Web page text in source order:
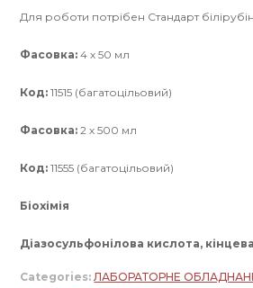
Для роботи потрібен Стандарт
Фасовка: 4 х 50 мл
Код: 11515 (багатоцільовий)
Фасовка: 2 х 500 мл
Код: 11555 (багатоцільовий)
Біохімія
Діазосульфонілова кислота,
Categories: ЛАБОРАТОРНЕ